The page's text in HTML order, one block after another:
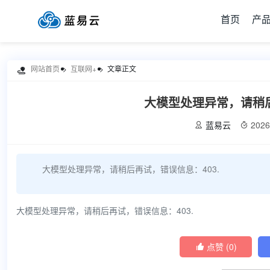
首页 产
 网站首页 互联网+ 文章正文
大模型处理异常，请
 蓝易云 
大模型处理异常，请稍后再试，错误信息：403.
大模型处理异常，请稍后再试，错误信息：403.
 点赞 (0)